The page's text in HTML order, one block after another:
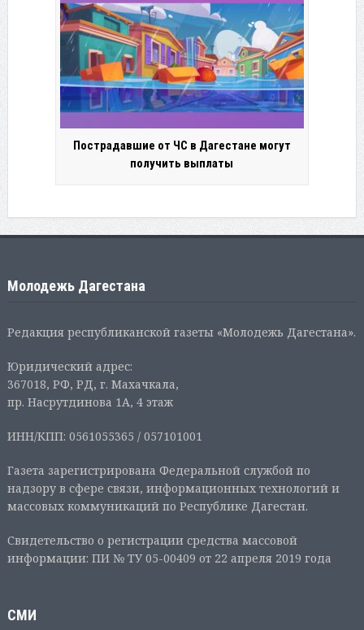
Пострадавшие от ЧС в Дагестане могут
получить выплаты
Молодежь Дагестана
Редакция республиканской газеты «Молодежь Дагестана».
Юридический адрес:
367018, РФ, РД, г. Махачкала,
пр. Насрутдинова 1А, 4 этаж
ИНН/КПП: 0561055365 / 057101001
Газета зарегистрирована Федеральной службой по
надзору в сфере связи, информационных технологий и
массовых коммуникаций по Республике Дагестан.
Свидетельство о регистрации средства массовой
информации: ПИ № ТУ 05-00409 от 22 апреля 2019 года
СМИ